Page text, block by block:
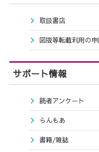
取扱書店
図版等転載利用の申
サポート情報
読者アンケート
らんもあ
書籍/雑誌